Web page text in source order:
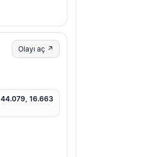
Olayı aç ↗
44.079, 16.663